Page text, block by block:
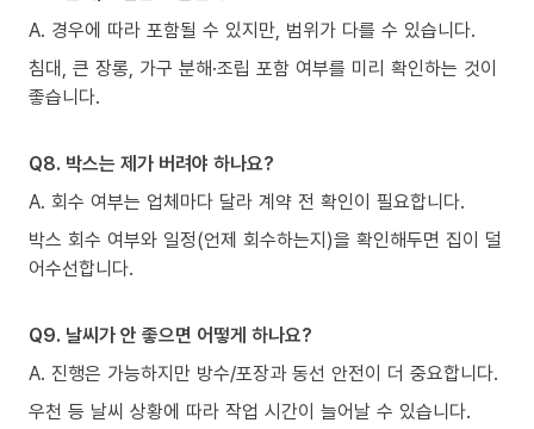
A. 경우에 따라 포함될 수 있지만, 범위가 다를 수 있습니다.
침대, 큰 장롱, 가구 분해·조립 포함 여부를 미리 확인하는 것이
좋습니다.
Q8. 박스는 제가 버려야 하나요?
A. 회수 여부는 업체마다 달라 계약 전 확인이 필요합니다.
박스 회수 여부와 일정(언제 회수하는지)을 확인해두면 집이 덜
어수선합니다.
Q9. 날씨가 안 좋으면 어떻게 하나요?
A. 진행은 가능하지만 방수/포장과 동선 안전이 더 중요합니다.
우천 등 날씨 상황에 따라 작업 시간이 늘어날 수 있습니다.